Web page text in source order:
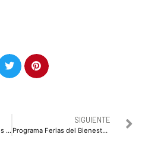
Después de más de 20 años de espera vecinos de la Bahía de Navachiste;en el sector Jordán Madero reciben apoyo para rehabilitar el pavimento
SIGUIENTE
Programa Ferias del Bienestar recorre dos semanas sus fechas